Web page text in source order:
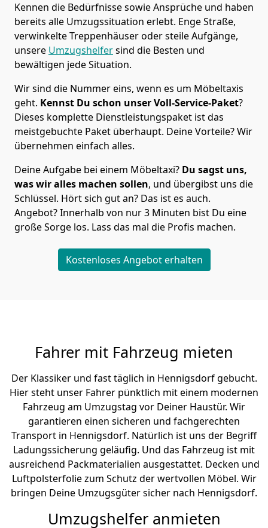
Kennen die Bedürfnisse sowie Ansprüche und haben
bereits alle Umzugssituation erlebt. Enge Straße,
verwinkelte Treppenhäuser oder steile Aufgänge,
unsere Umzugshelfersind die Besten und
bewältigen jede Situation.
Wir sind die Nummer eins, wenn es um Möbeltaxis
geht. Kennst Du schon unser Voll-Service-Paket?
Dieses komplette Dienstleistungspaket ist das
meistgebuchte Paket überhaupt. Deine Vorteile? Wir
übernehmen einfach alles.
Deine Aufgabe bei einem Möbeltaxi? Du sagst uns,
was wir alles machen sollen, und übergibst uns die
Schlüssel. Hört sich gut an? Das ist es auch.
Angebot? Innerhalb von nur 3 Minuten bist Du eine
große Sorge los. Lass das mal die Profis machen.
Kostenloses Angebot erhalten
Fahrer mit Fahrzeug mieten
Der Klassiker und fast täglich in Hennigsdorf gebucht.
Hier steht unser Fahrer pünktlich mit einem modernen
Fahrzeug am Umzugstag vor Deiner Haustür. Wir
garantieren einen sicheren und fachgerechten
Transport in Hennigsdorf. Natürlich ist uns der Begriff
Ladungssicherung geläufig. Und das Fahrzeug ist mit
ausreichend Packmaterialien ausgestattet. Decken und
Luftpolsterfolie zum Schutz der wertvollen Möbel. Wir
bringen Deine Umzugsgüter sicher nach Hennigsdorf.
Umzugshelfer anmieten